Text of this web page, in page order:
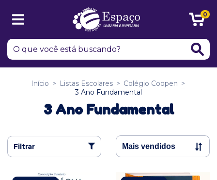
0
Início > Listas Escolares > Colégio Coopen >
3 Ano Fundamental
3 Ano Fundamental
Filtrar